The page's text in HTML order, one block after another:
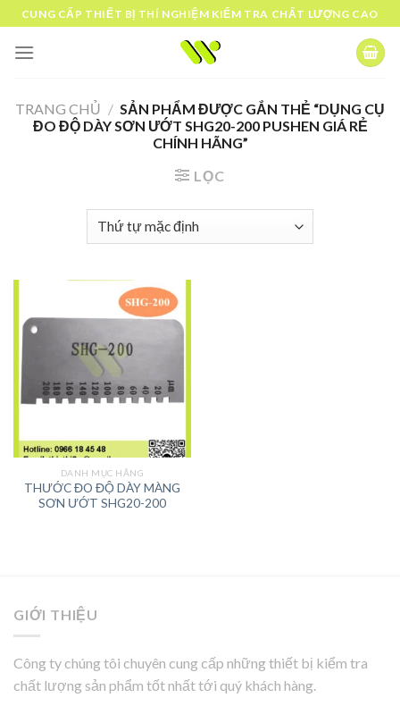
Skip
to
content
CUNG CẤP THIẾT BỊ THÍ NGHIỆM KIỂM TRA CHẤT LƯỢNG CAO
TRANG CHỦ / SẢN PHẨM ĐƯỢC GẮN THẺ “DỤNG CỤ
ĐO ĐỘ DÀY SƠN ƯỚT SHG20-200 PUSHEN GIÁ RẺ
CHÍNH HÃNG”
LỌC
DANH MỤC HÃNG
THƯỚC ĐO ĐỘ DÀY MÀNG
SƠN ƯỚT SHG20-200
GIỚI THIỆU
Công ty chúng tôi chuyên cung cấp những thiết bị kiểm tra
chất lượng sản phẩm tốt nhất tới quý khách hàng.